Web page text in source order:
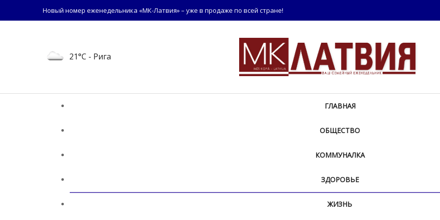
Новый номер еженедельника «МК-Латвия» – уже в продаже по всей стране!
21°C - Рига
ГЛАВНАЯ
ОБЩЕСТВО
КОММУНАЛКА
ЗДОРОВЬЕ
ЖИЗНЬ